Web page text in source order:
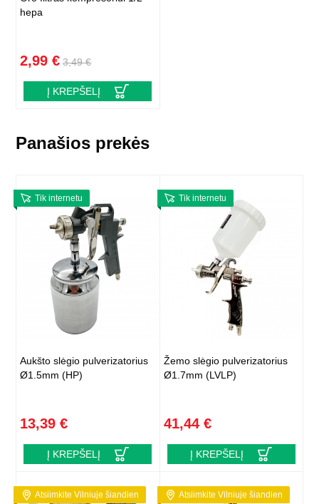
hepa
2,99 € 3,49 €
Į KREPŠELĮ
Panašios prekės
Tik internetu
Aukšto slėgio pulverizatorius
Ø1.5mm (HP)
13,39 €
Į KREPŠELĮ
Tik internetu
Žemo slėgio pulverizatorius
Ø1.7mm (LVLP)
41,44 €
Į KREPŠELĮ
Atsiimkite Vilniuje šiandien Atsiimkite Vilniuje šiandien